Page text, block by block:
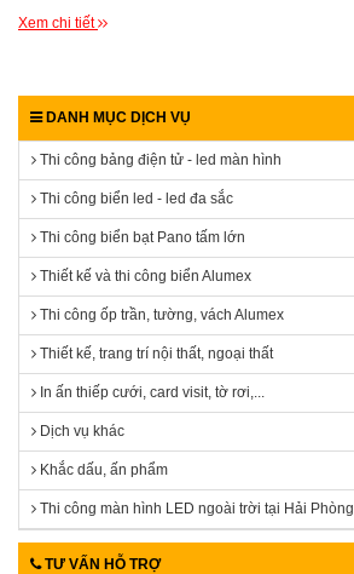
Xem chi tiết
DANH MỤC DỊCH VỤ
Thi công bảng điện tử - led màn hình
Thi công biển led - led đa sắc
Thi công biển bạt Pano tấm lớn
Thiết kế và thi công biển Alumex
Thi công ốp trần, tường, vách Alumex
Thiết kế, trang trí nội thất, ngoại thất
In ấn thiếp cưới, card visit, tờ rơi,...
Dịch vụ khác
Khắc dấu, ấn phẩm
Thi công màn hình LED ngoài trời tại Hải Phòng
TƯ VẤN HỖ TRỢ